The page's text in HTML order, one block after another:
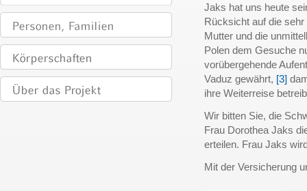
Jaks hat uns heute
Rücksicht auf die
Mutter und die
Polen dem Gesuche
vorübergehende
Vaduz gewährt, [3]
ihre Weiterreise
Wir bitten Sie, die
Frau Dorothea Jaks
erteilen. Frau Jaks
Mit der Versicherung